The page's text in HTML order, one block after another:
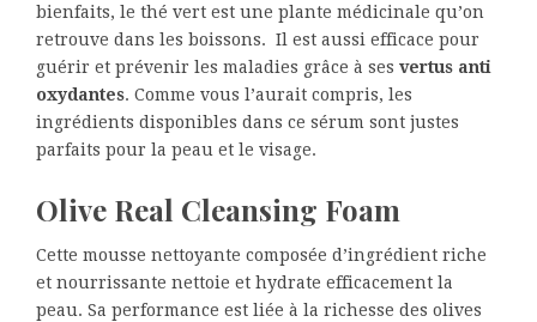
bienfaits, le thé vert est une plante médicinale qu’on
retrouve dans les boissons. Il est aussi efficace pour
guérir et prévenir les maladies grâce à ses vertus anti
oxydantes. Comme vous l’aurait compris, les
ingrédients disponibles dans ce sérum sont justes
parfaits pour la peau et le visage.
Olive Real Cleansing Foam
Cette mousse nettoyante composée d’ingrédient riche
et nourrissante nettoie et hydrate efficacement la
peau. Sa performance est liée à la richesse des olives